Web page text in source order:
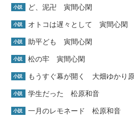
小説 ど、泥卍 寅間心閑
小説 オトコは遅々として 寅間心閑
小説 助平ども 寅間心閑
小説 松の牢 寅間心閑
小説 もうすぐ幕が開く 大畑ゆかり
小説 学生だった 松原和音
小説 一月のレモネード 松原和音